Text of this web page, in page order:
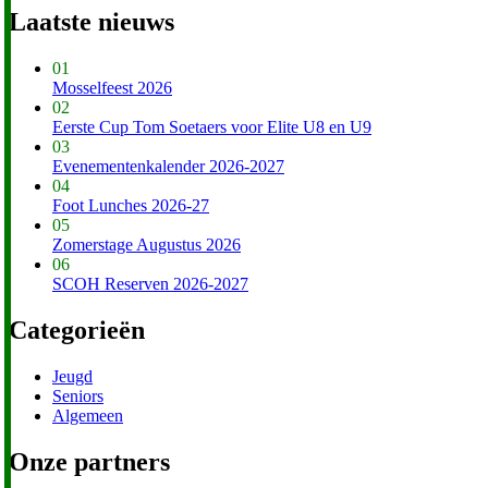
Laatste nieuws
01
Mosselfeest 2026
02
Eerste Cup Tom Soetaers voor Elite U8 en U9
03
Evenementenkalender 2026-2027
04
Foot Lunches 2026-27
05
Zomerstage Augustus 2026
06
SCOH Reserven 2026-2027
Categorieën
Jeugd
Seniors
Algemeen
Onze partners